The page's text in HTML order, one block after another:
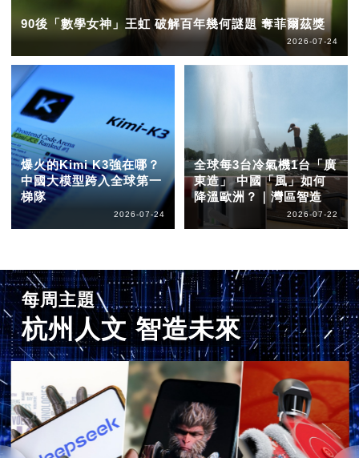
90後「數學女神」王虹 破解百年幾何謎題 奪菲爾茲獎
2026-07-24
爆火的Kimi K3強在哪？
中國大模型跨入全球第一
梯隊
2026-07-24
全球每3台冷氣機1台「廣
東造」 中國「風」如何
降溫歐洲？｜灣區智造
2026-07-22
每周主題
杭州人文 智造未來